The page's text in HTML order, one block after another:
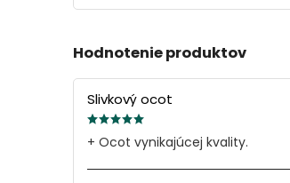
Hodnotenie produktov
Slivkový ocot
+ Ocot vynikajúcej kvality.